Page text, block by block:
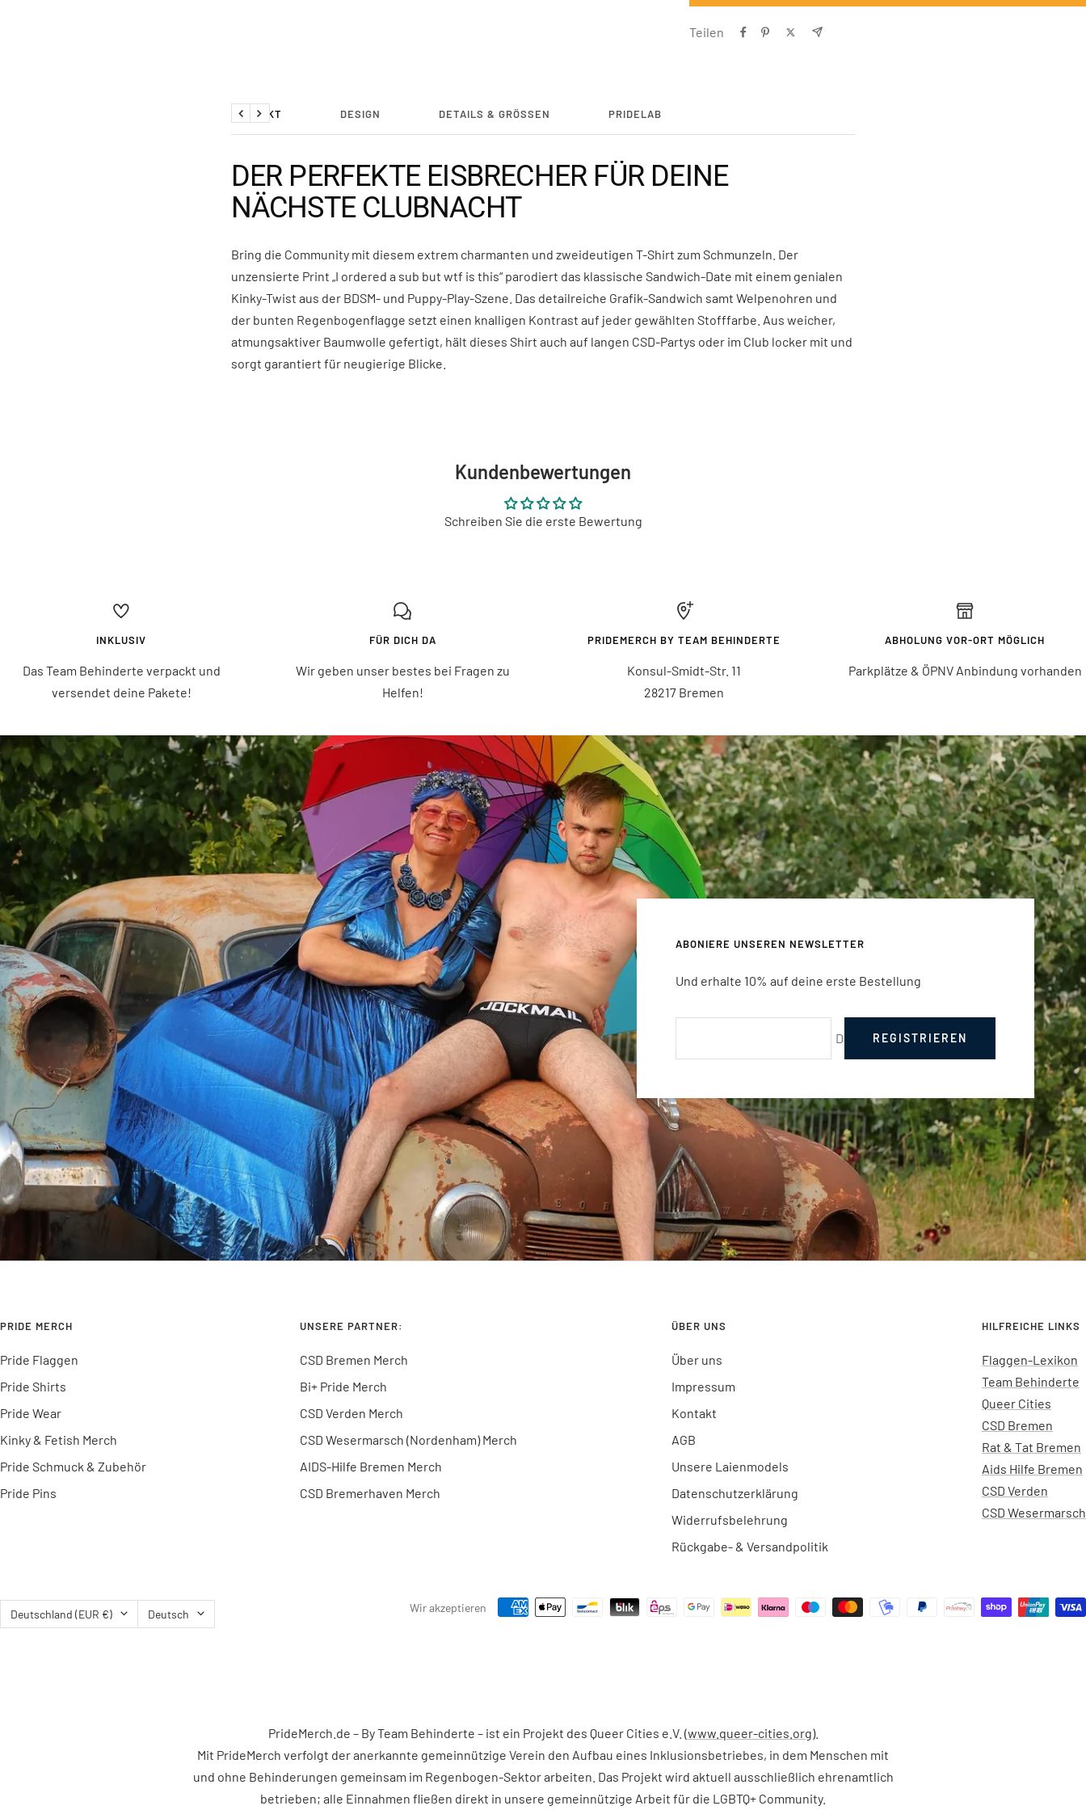
Teilen
PRODUKT DESIGN DETAILS & GRÖSSEN PRIDELAB
Zurück
Weiter
DER PERFEKTE EISBRECHER FÜR DEINE
NÄCHSTE CLUBNACHT
Bring die Community mit diesem extrem charmanten und zweideutigen T-Shirt zum Schmunzeln. Der
unzensierte Print „I ordered a sub but wtf is this“ parodiert das klassische Sandwich-Date mit einem genialen
Kinky-Twist aus der BDSM- und Puppy-Play-Szene. Das detailreiche Grafik-Sandwich samt Welpenohren und
der bunten Regenbogenflagge setzt einen knalligen Kontrast auf jeder gewählten Stofffarbe. Aus weicher,
atmungsaktiver Baumwolle gefertigt, hält dieses Shirt auch auf langen CSD-Partys oder im Club locker mit und
sorgt garantiert für neugierige Blicke.
Kundenbewertungen
Schreiben Sie die erste Bewertung
INKLUSIV
Das Team Behinderte verpackt und
versendet deine Pakete!
FÜR DICH DA
Wir geben unser bestes bei Fragen zu
Helfen!
PRIDEMERCH BY TEAM BEHINDERTE
Konsul-Smidt-Str. 11
28217 Bremen
ABHOLUNG VOR-ORT MÖGLICH
Parkplätze & ÖPNV Anbindung vorhanden
ABONIERE UNSEREN NEWSLETTER
Und erhalte 10% auf deine erste Bestellung
Deine E-MailREGISTRIEREN
PRIDE MERCH
Pride Flaggen
Pride Shirts
Pride Wear
Kinky & Fetish Merch
Pride Schmuck & Zubehör
Pride Pins
UNSERE PARTNER:
CSD Bremen Merch
Bi+ Pride Merch
CSD Verden Merch
CSD Wesermarsch (Nordenham) Merch
AIDS-Hilfe Bremen Merch
CSD Bremerhaven Merch
ÜBER UNS
Über uns
Impressum
Kontakt
AGB
Unsere Laienmodels
Datenschutzerklärung
Widerrufsbelehrung
Rückgabe- & Versandpolitik
HILFREICHE LINKS
Flaggen-Lexikon
Team Behinderte
Queer Cities
CSD Bremen
Rat & Tat Bremen
Aids Hilfe Bremen
CSD Verden
CSD Wesermarsch
Land/Region
Deutschland (EUR €) Sprache
Deutsch Wir akzeptieren
PrideMerch.de – By Team Behinderte – ist ein Projekt des Queer Cities e.V. (www.queer-cities.org).
Mit PrideMerch verfolgt der anerkannte gemeinnützige Verein den Aufbau eines Inklusionsbetriebes, in dem Menschen mit
und ohne Behinderungen gemeinsam im Regenbogen-Sektor arbeiten. Das Projekt wird aktuell ausschließlich ehrenamtlich
betrieben; alle Einnahmen fließen direkt in unsere gemeinnützige Arbeit für die LGBTQ+ Community.